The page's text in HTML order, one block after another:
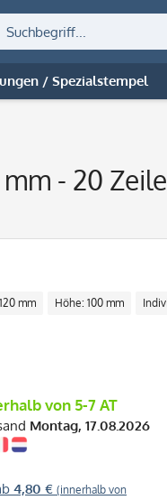
/ Spezialstempel
- 20
mm Höhe: 100 mm
von 5-7 AT
Montag, 17.08.2026
4,80 € (innerhalb von